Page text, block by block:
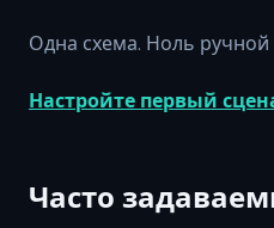
Одна схема. Ноль
Настройте первый
Часто